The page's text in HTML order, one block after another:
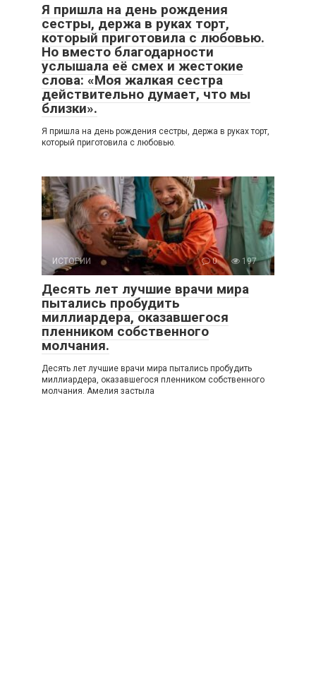
Я пришла на день рождения
сестры, держа в руках торт,
который приготовила с любовью.
Но вместо благодарности
услышала её смех и жестокие
слова: «Моя жалкая сестра
действительно думает, что мы
близки».
Я пришла на день рождения сестры, держа в руках торт,
который приготовила с любовью.
ИСТОРИИ 0 197
Десять лет лучшие врачи мира
пытались пробудить
миллиардера, оказавшегося
пленником собственного
молчания.
Десять лет лучшие врачи мира пытались пробудить
миллиардера, оказавшегося пленником собственного
молчания. Амелия застыла